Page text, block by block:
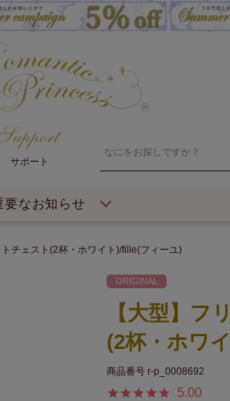
サポート
要なお知らせ
トチェスト(2杯・ホワイト)/fille(フィーユ)
ORIGINAL
【大型】フ
(2杯・ホワ
商品番号 r-p_0008692
5.00